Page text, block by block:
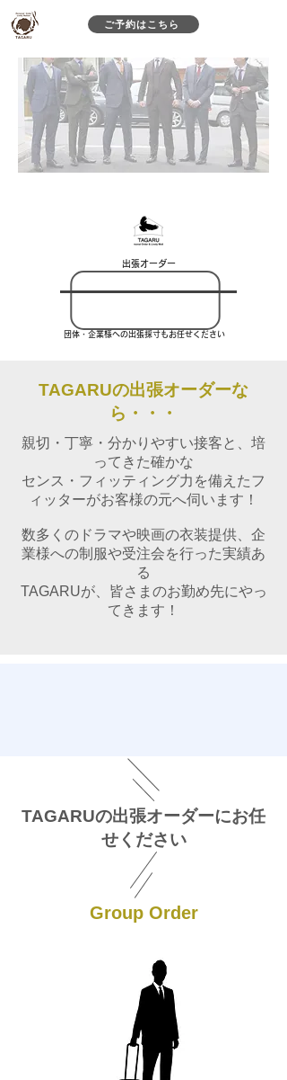
ご予約はこちら
​出張オーダー
​団体・企業様への出張採寸もお任せください
TAGARUの出張オーダーな
ら・・・
親切・丁寧・分かりやすい接客と、培
ってきた確かな
センス・フィッティング力を備えたフ
ィッターがお客様の元へ伺います！
数多くのドラマや映画の衣装提供、企
業様への制服や受注会を行った実績あ
る
​TAGARUが、皆さまのお勤め先にやっ
てきます！
​TAGARUの出張オーダーにお任
せください
​Group Order